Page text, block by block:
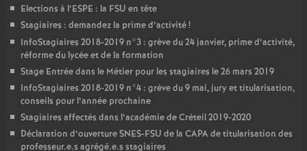
Elections à l’ESPE : la FSU en tête
Stagiaires : demandez la prime d’activité!
InfoStagiaires 2018-2019 n°3 : grève du 24 janvier, prime d’activité,
réforme du lycée et de la formation
Stage Entrée dans le Métier pour les stagiaires le 26 mars 2019
InfoStagiaires 2018-2019 n°4 : grève du 9 mai, jury et titularisation,
conseils pour l’année prochaine
Stagiaires affectés dans l’académie de Créteil 2019-2020
Déclaration d’ouvertureSNES-FSU de la CAPAde titularisation des
professeur.e.s agrégé.e.s stagiaires